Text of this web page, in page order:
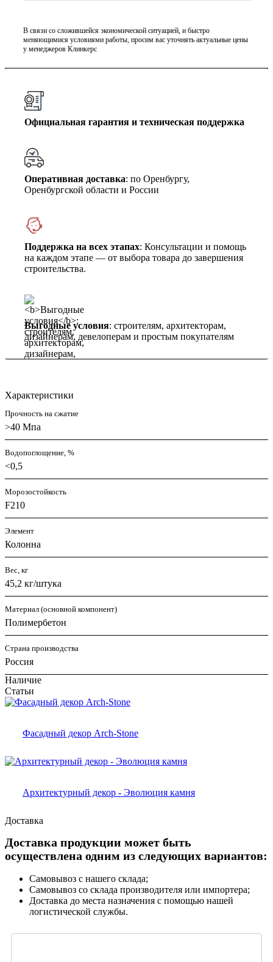
В связи со сложившейся экономической ситуацией, и быстро
меняющимися условиями работы, просим вас уточнять актуальные цены
у менеджеров Клинкерс
Официальная гарантия и техническая поддержка
Оперативная доставка: по Оренбургу,
Оренбургской области и России
Поддержка на всех этапах: Консультации и помощь
на каждом этапе — от выбора товара до завершения
строительства.
Выгодные условия: строителям, архитекторам,
дизайнерам, девелоперам и простым покупателям
Характеристики
Прочность на сжатие
>40 Мпа
Водопоглощение, %
<0,5
Морозостойкость
F210
Элемент
Колонна
Вес, кг
45,2 кг/штука
Материал (основной компонент)
Полимербетон
Страна производства
Россия
Наличие
Статьи
Фасадный декор Arch-Stone
Архитектурный декор - Эволюция камня
Доставка
Доставка продукции может быть
осуществлена одним из следующих вариантов:
Самовывоз с нашего склада;
Самовывоз со склада производителя или импортера;
Доставка до места назначения с помощью нашей
логистической службы.